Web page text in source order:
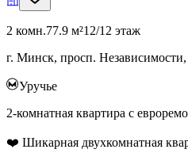
2 комн.77.9 м²12/12 этаж
г. Минск, просп.
Уручье
2-комнатная квартира с
❤️ Шикарная двухкомнатная